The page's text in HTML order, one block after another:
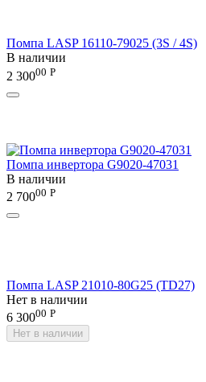
Помпа LASP 16110-79025 (3S / 4S)
В наличии
2 30000 Р
Помпа инвертора G9020-47031
В наличии
2 70000 Р
Помпа LASP 21010-80G25 (TD27)
Нет в наличии
6 30000 Р
Нет в наличии